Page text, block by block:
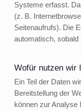
Systeme erfasst.
(z. B.
Seitenaufrufs). Die
automatisch, sobald
Wofür nutzen wir
Ein Teil der Daten
Bereitstellung der
können zur Analyse